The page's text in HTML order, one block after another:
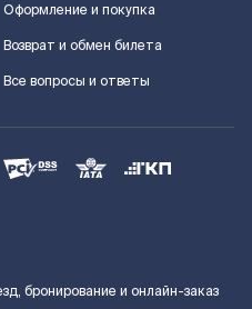
Оформление и покупка
Возврат и обмен билета
Все вопросы и ответы
бронирование и онлайн-заказ